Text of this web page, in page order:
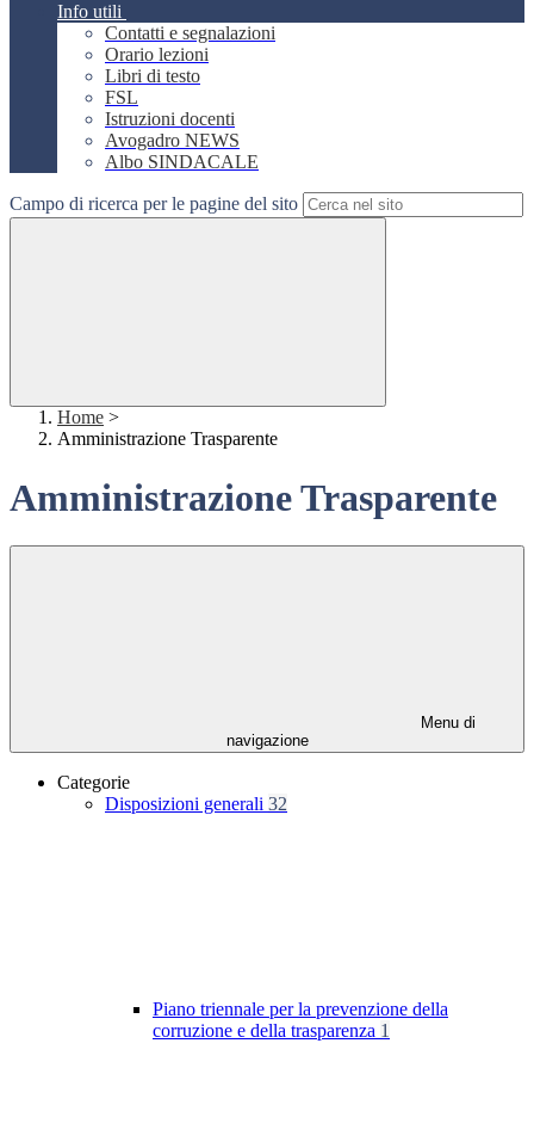
Info utili
Contatti e segnalazioni
Orario lezioni
Libri di testo
FSL
Istruzioni docenti
Avogadro NEWS
Albo SINDACALE
Campo di ricerca per le pagine del sito
Home >
Amministrazione Trasparente
Amministrazione Trasparente
Menu di
navigazione
Categorie
Disposizioni generali 32
Piano triennale per la prevenzione della
corruzione e della trasparenza 1